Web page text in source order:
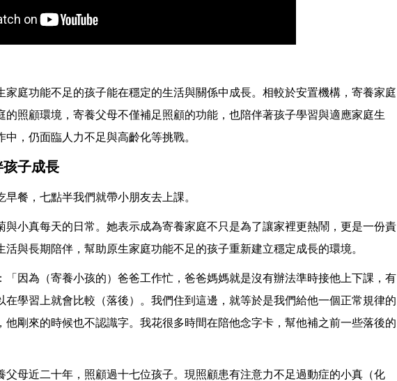
家庭功能不足的孩子能在穩定的生活與關係中成長。相較於安置機構，寄養家庭
的照顧環境，寄養父母不僅補足照顧的功能，也陪伴著孩子學習與適應家庭生
，仍面臨人力不足與高齡化等挑戰。
子成長
早餐，七點半我們就帶小朋友去上課。
與小真每天的日常。她表示成為寄養家庭不只是為了讓家裡更熱鬧，更是一份責
活與長期陪伴，幫助原生家庭功能不足的孩子重新建立穩定成長的環境。
因為（寄養小孩的）爸爸工作忙，爸爸媽媽就是沒有辦法準時接他上下課，有
在學習上就會比較（落後）。我們住到這邊，就等於是我們給他一個正常規律的
他剛來的時候也不認識字。我花很多時間在陪他念字卡，幫他補之前一些落後的
父母近二十年，照顧過十七位孩子。現照顧患有注意力不足過動症的小真（化